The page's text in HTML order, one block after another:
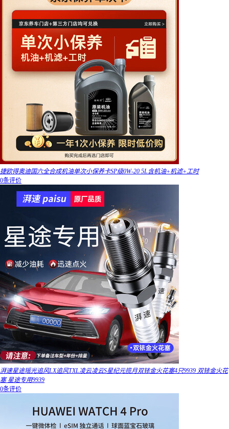
捷欧得奥迪国六全合成机油单次小保养卡SP级0W-20 5L含机油+机滤+工时
0条评价
湃速星途瑶光追风LX追风TXL凌云凌云S星纪元揽月双铱金火花塞4只9939 双铱金火花
塞 星途专用9939
0条评价